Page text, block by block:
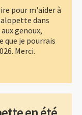
pour m'aider à
dans
genoux,
que je pourrais
Merci.